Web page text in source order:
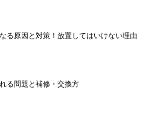
る原因と対策！放置してはいけない理由
る問題と補修・交換方